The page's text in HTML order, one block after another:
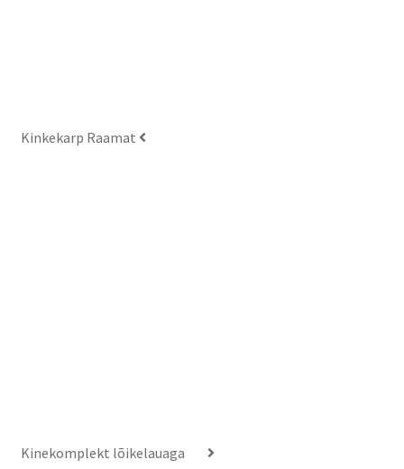
Kinkekarp Raamat
Kinekomplekt lõikelauaga